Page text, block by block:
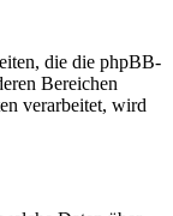
die die phpBB-
Bereichen
verarbeitet, wird